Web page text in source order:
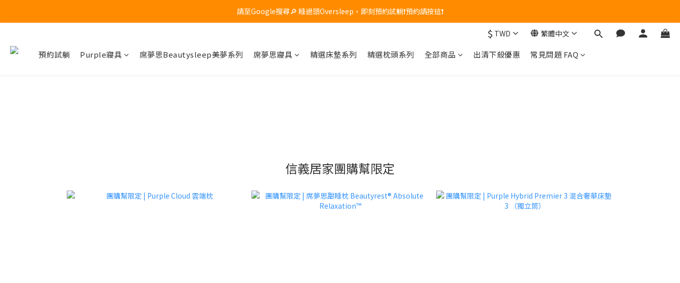
🔥 席夢思黑標頂級記憶枕限時優惠！原價 $8,800，現在享 85 折，只到 7/31，現貨數量有限，售完為止！
請至Google搜尋🔎 睡過頭Oversleep，即刻預約試躺❗預約請按這❗
🔥 席夢思黑標頂級記憶枕限時優惠！原價 $8,800，現在享 85 折，只到 7/31，現貨數量有限，售完為止！
$ TWD 繁體中文
預約試躺 Purple寢具 席夢思Beautysleep美夢系列 席夢思寢具 精選床墊系列 精選枕頭系列 全部商品 出清下殺優惠 常見問題 FAQ
信義居家團購幫限定